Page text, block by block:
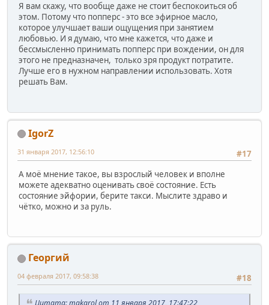
Я вам скажу, что вообще даже не стоит беспокоиться об
этом. Потому что попперс - это все эфирное масло,
которое улучшает ваши ощущения при занятием
любовью. И я думаю, что мне кажется, что даже и
бессмысленно принимать попперс при вождении, он для
этого не предназначен, только зря продукт потратите.
Лучше его в нужном направлении использовать. Хотя
решать Вам.
IgorZ
#17
31 января 2017, 12:56:10
А моё мнение такое, вы взрослый человек и вполне
можете адекватно оценивать своё состояние. Есть
состояние эйфории, берите такси. Мыслите здраво и
чётко, можно и за руль.
Георгий
#18
04 февраля 2017, 09:58:38
Цитата: makarol от 11 января 2017, 17:47:22